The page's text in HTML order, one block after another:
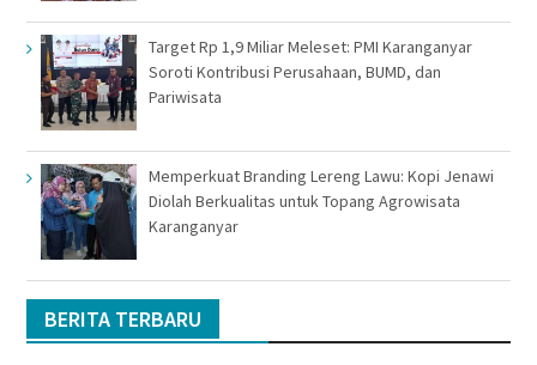
Target Rp 1,9 Miliar Meleset: PMI Karanganyar
Soroti Kontribusi Perusahaan, BUMD, dan
Pariwisata
Memperkuat Branding Lereng Lawu: Kopi Jenawi
Diolah Berkualitas untuk Topang Agrowisata
Karanganyar
BERITA TERBARU